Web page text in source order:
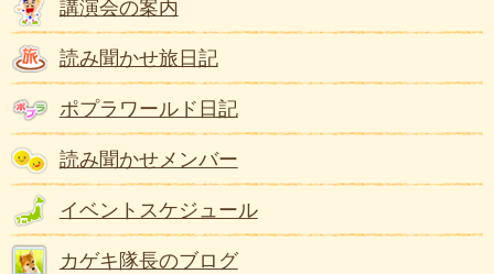
講演会の案内
読み聞かせ旅日記
ポプラワールド日記
読み聞かせメンバー
イベントスケジュール
カゲキ隊長のブログ